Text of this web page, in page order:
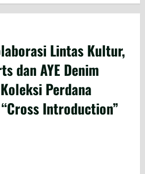
Lintas Kultur,
dan AYE Denim
Perdana
Introduction”